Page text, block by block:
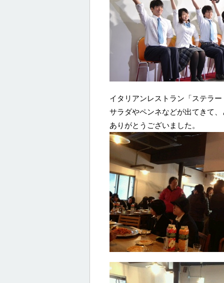
イタリアンレストラン「ステラ
サラダやペンネなどが出てきて
ありがとうございました。